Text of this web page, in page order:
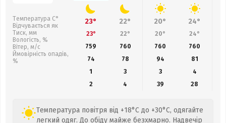
Температура С°
Відчувається як
Тиск, мм
Вологість, %
Вітер, м/с
Ймовірність опадів,
%
23° 22° 20° 24°
23° 22° 20° 24°
759
760 760 760
74
78 94 81
1
3 3
4
2
4 39 28
Температура повітря від +18°C до +30°C, одягайте
легкий одяг. До обіду майже безхмарно. Надвечір